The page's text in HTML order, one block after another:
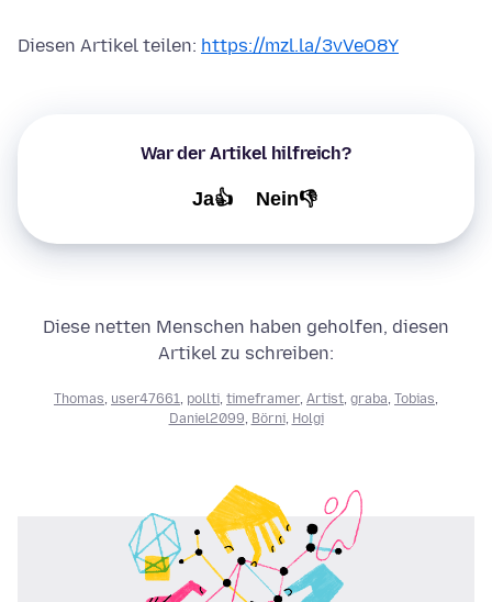
Diesen Artikel teilen: https://mzl.la/3vVeO8Y
War der Artikel hilfreich?
Ja👍 Nein👎
Diese netten Menschen haben geholfen, diesen
Artikel zu schreiben:
Thomas user47661 pollti timeframer, Artist graba Tobias
Daniel2099 Börni, Holgi